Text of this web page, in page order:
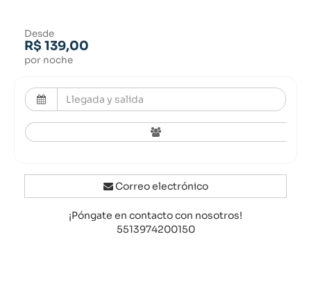
Desde
R$ 139,00
por noche
Correo electrónico
¡Póngate en contacto con nosotros!
5513974200150